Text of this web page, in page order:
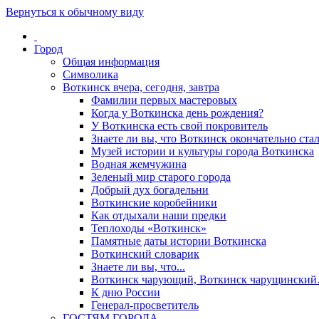
Вернуться к обычному виду
Город
Общая информация
Символика
Воткинск вчера, сегодня, завтра
Фамилии первых мастеровых
Когда у Воткинска день рождения?
У Воткинска есть свой покровитель
Знаете ли вы, что Воткинск окончательно
Музей истории и культуры города Воткинска
Водная жемчужина
Зеленый мир старого города
Добрый дух богадельни
Воткинские коробейники
Как отдыхали наши предки
Теплоходы «Воткинск»
Памятные даты истории Воткинска
Воткинский словарик
Знаете ли вы, что...
Воткинск чарующий, Воткинск
К дню России
Генерал-просветитель